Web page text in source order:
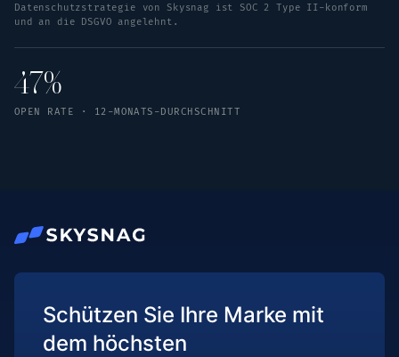
Datenschutzstrategie von Skysnag ist SOC 2 Type II-konform
und an die DSGVO angelehnt.
47%
OPEN RATE · 12-MONATS-DURCHSCHNITT
Schützen Sie Ihre Marke mit
dem höchsten